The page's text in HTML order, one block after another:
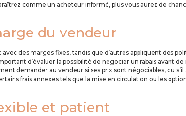
comme un acheteur informé, plus vous aurez de
du vendeur
des marges fixes, tandis que d’autres appliquent des
d’évaluer la possibilité de négocier un rabais avant
demander au vendeur si ses prix sont négociables, ou s’il
frais annexes tels que la mise en circulation ou les
et patient